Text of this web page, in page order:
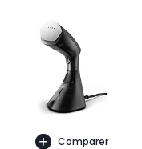
Comparer